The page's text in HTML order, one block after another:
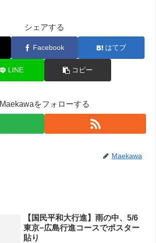
シェアする
Facebook はてブ
LINE コピー
Maekawaをフォローする
Maekawa
【国民平和大行進】雨の中、5/6
東京−広島行進コースでポスター
貼り